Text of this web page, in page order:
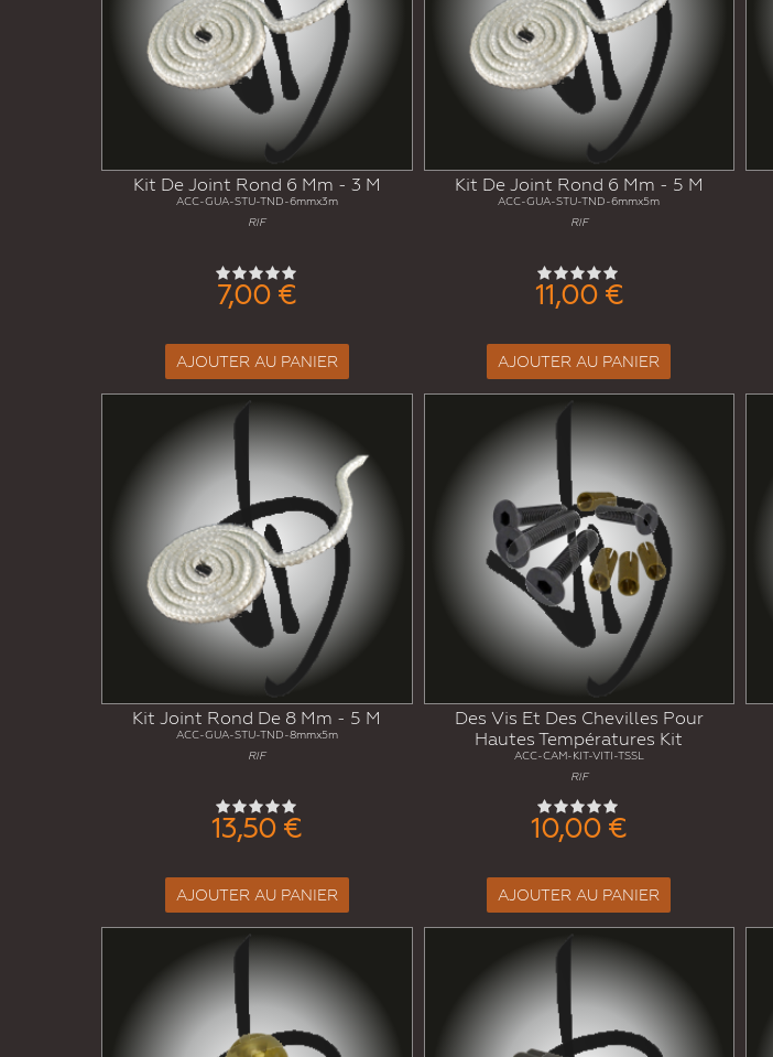
Kit De Joint Rond 6 Mm - 3 M
ACC-GUA-STU-TND-6mmx3m
RIF
7,00 €
AJOUTER AU PANIER
Kit De Joint Rond 6 Mm - 5 M
ACC-GUA-STU-TND-6mmx5m
RIF
11,00 €
AJOUTER AU PANIER
Kit Joint Rond De 8 Mm - 5 M
ACC-GUA-STU-TND-8mmx5m
RIF
13,50 €
AJOUTER AU PANIER
Des Vis Et Des Chevilles Pour
Hautes Températures Kit
ACC-CAM-KIT-VITI-TSSL
RIF
10,00 €
AJOUTER AU PANIER